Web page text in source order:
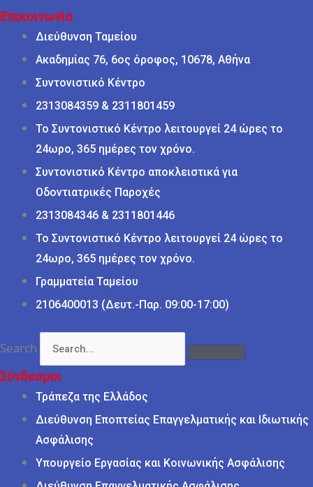
Επικοινωνία
Διεύθυνση Ταμείου
Ακαδημίας 76, 6ος όροφος, 10678, Αθήνα
Συντονιστικό Κέντρο
2313084359 & 2311801459
Το Συντονιστικό Κέντρο λειτουργεί 24 ώρες το
24ωρο, 365 ημέρες τον χρόνο.
Συντονιστικό Κέντρο αποκλειστικά για
Οδοντιατρικές Παροχές
2313084346 & 2311801446
Το Συντονιστικό Κέντρο λειτουργεί 24 ώρες το
24ωρο, 365 ημέρες τον χρόνο.
Γραμματεία Ταμείου
2106400013 (Δευτ.-Παρ. 09:00-17:00)
Search
Σύνδεσμοι
Τράπεζα της Ελλάδος
Διεύθυνση Εποπτείας Επαγγελματικής και Ιδιωτικής
Ασφάλισης
Υπουργείο Εργασίας και Κοινωνικής Ασφάλισης